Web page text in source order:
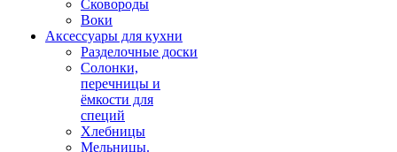
Сковороды
Воки
Аксессуары для кухни
Разделочные доски
Солонки,
перечницы и
ёмкости для
специй
Хлебницы
Мельницы.